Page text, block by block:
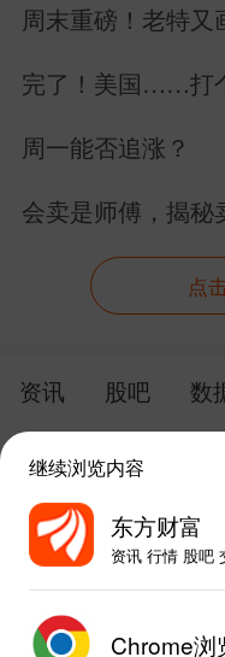
周末重磅！老特又
完了！美国……打
周一能否追涨？
会卖是师傅，揭秘
点
资讯 股吧 数
给网站提点意见
东
继续浏览内容
东方财富
资讯 行情 股吧
Chrome浏